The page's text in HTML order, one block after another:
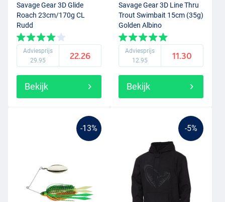
Savage Gear 3D Glide
Roach 23cm/170g CL
Rudd
Adviesprijs
29.95
22.26
Bekijk
Savage Gear 3D Line Thru
Trout Swimbait 15cm (35g)
Golden Albino
Adviesprijs
12.95
11.30
Bekijk
-13% -5%